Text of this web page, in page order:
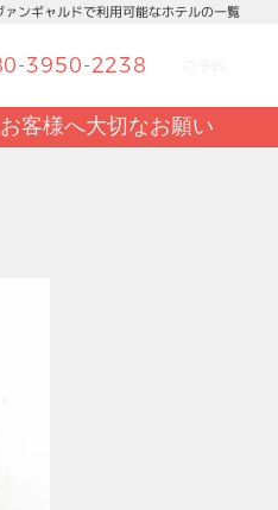
ンギャルドで利用可能なホテルの一覧
3950-2238
お客様へ大切なお願い